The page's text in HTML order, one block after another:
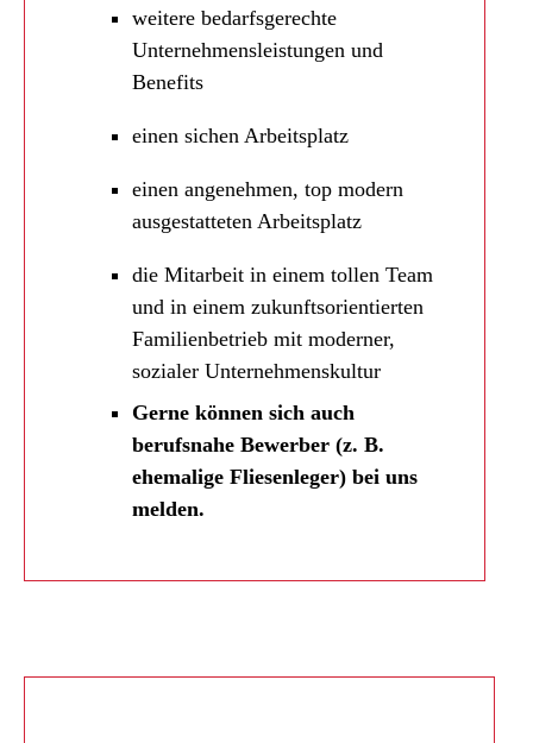
weitere bedarfsgerechte
Unternehmensleistungen und
Benefits
einen sichen Arbeitsplatz
einen angenehmen, top modern
ausgestatteten Arbeitsplatz
die Mitarbeit in einem tollen Team
und in einem zukunftsorientierten
Familienbetrieb mit moderner,
sozialer Unternehmenskultur
Gerne können sich auch
berufsnahe Bewerber (z. B.
ehemalige Fliesenleger) bei uns
melden.